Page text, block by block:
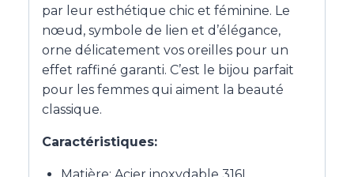
par leur esthétique chic et féminine. Le
nœud, symbole de lien et d’élégance,
orne délicatement vos oreilles pour un
effet raffiné garanti. C’est le bijou parfait
pour les femmes qui aiment la beauté
classique.
Caractéristiques: